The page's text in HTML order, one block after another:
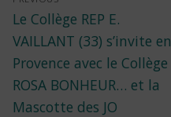
de
l’article
Previous
post:
Le Collège REP E.
VAILLANT (33) s’invite en
Provence avec le Collège
ROSA BONHEUR… et la
Mascotte des JO